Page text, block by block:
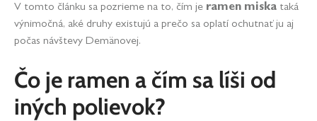
V tomto článku sa pozrieme na to, čím je ramen miska taká
výnimočná, aké druhy existujú a prečo sa oplatí ochutnať ju aj
počas návštevy Demänovej.
Čo je ramen a čím sa líši od
iných polievok?